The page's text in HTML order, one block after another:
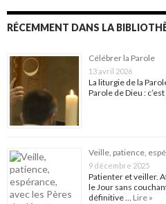
RÉCEMMENT DANS LA
Célébrer la Parole
13 avril 2026
La liturgie de la
Parole de Dieu :
Veille, patience,
9 décembre 2025
Patienter et veiller.
le Jour sans
définitive … Lire »